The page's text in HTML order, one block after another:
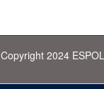
Copyright 2024 ESPOL